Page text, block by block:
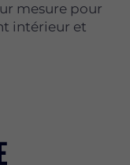
mesure pour
intérieur et